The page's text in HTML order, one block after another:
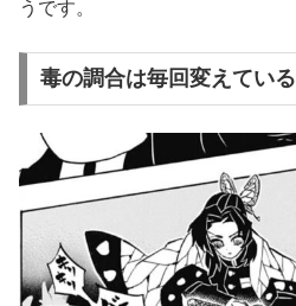
うです。
毒の調合は毎回変えている